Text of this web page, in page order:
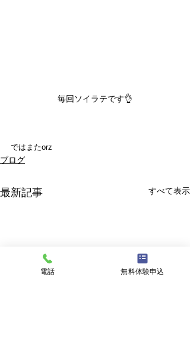
毎回ソイラテです👌
ではまたorz
ブログ
最新記事 すべて表示
電話 無料体験申込